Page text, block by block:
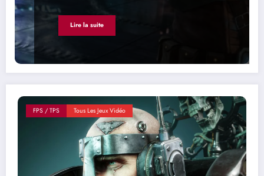
Lire la suite
FPS / TPS Tous Les Jeux Vidéo